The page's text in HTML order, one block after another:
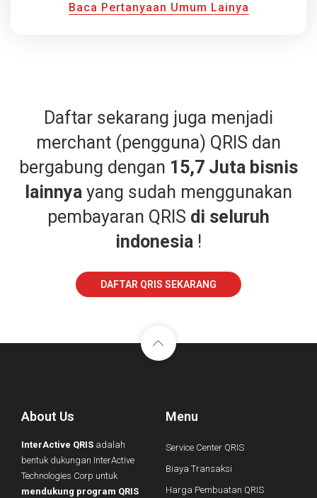
Baca Pertanyaan Umum Lainya
Daftar sekarang juga menjadi
merchant (pengguna) QRIS dan
bergabung dengan 15,7 Juta bisnis
lainnya yang sudah menggunakan
pembayaran QRIS di seluruh
indonesia !
DAFTAR QRIS SEKARANG
About Us
InterActive QRIS adalah
bentuk dukungan InterActive
Technologies Corp untuk
mendukung program QRIS
Menu
Service Center QRIS
Biaya Transaksi
Harga Pembuatan QRIS